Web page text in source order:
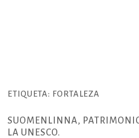
ETIQUETA: FORTALEZA
SUOMENLINNA,
LA UNESCO.